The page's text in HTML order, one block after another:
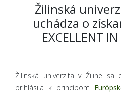
Žilinská
uchádza o
EXCELLENT
Žilinská univerzita v Žiline sa
prihlásila k princípom